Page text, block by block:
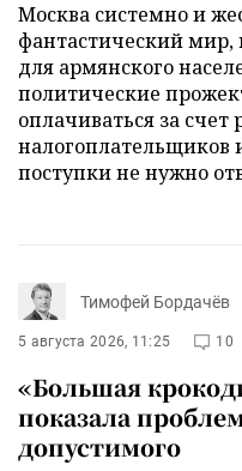
Москва системно и
фантастический
для армянского
политические
оплачиваться за счет
налогоплательщиков
поступки не нужно
Тимофей Бордачёв
5 августа 2026, 11:25 10
«Большая
показала
допустимого